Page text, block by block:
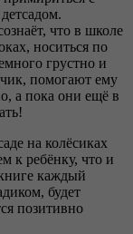
что в школе
носиться по
грустно и
помогают ему
а пока они ещё в
на колёсиках
к ребёнку, что и
каждый
будет
позитивно